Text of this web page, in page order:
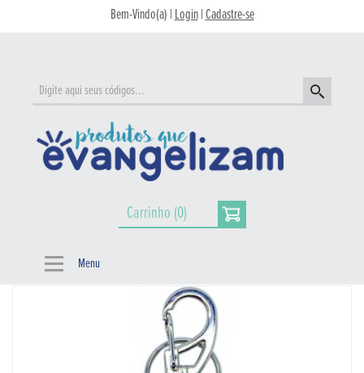
Bem-Vindo(a) |Login|Cadastre-se
Carrinho (0)
Menu